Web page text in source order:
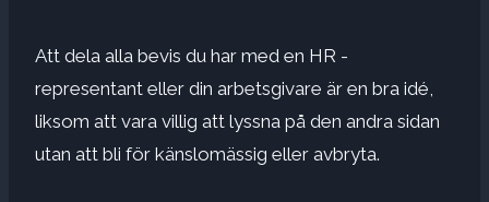
Att dela alla bevis du har med en HR -
representant eller din arbetsgivare är en bra idé,
liksom att vara villig att lyssna på den andra sidan
utan att bli för känslomässig eller avbryta.